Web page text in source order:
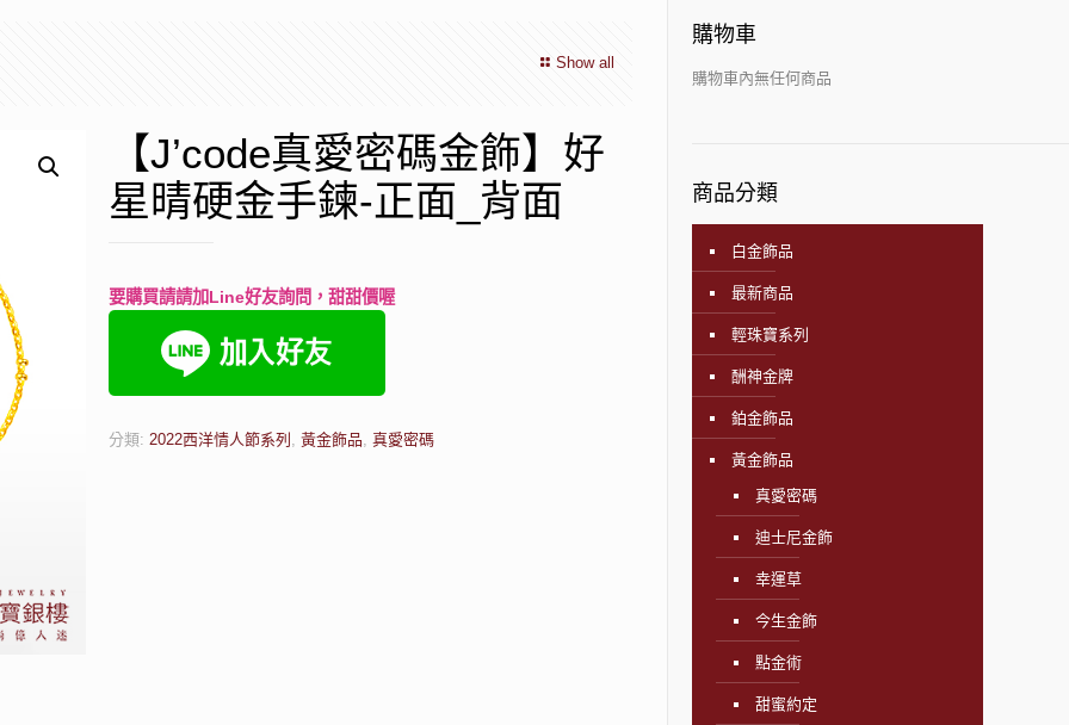
Show all
【J’code真愛密碼金飾】好
星晴硬金手鍊-正面_背面
要購買請請加Line好友詢問，甜甜價喔
分類: 2022西洋情人節系列 , 黃金飾品, 真愛密碼
購物車
購物車內無任何商品
商品分類
白金飾品
最新商品
輕珠寶系列
酬神金牌
鉑金飾品
黃金飾品
真愛密碼
迪士尼金飾
幸運草
今生金飾
點金術
甜蜜約定